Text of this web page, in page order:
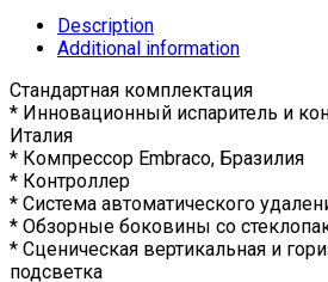
Description
Additional information
Стандартная комплектация
* Инновационный испаритель и
Италия
* Компрессор Embraco, Бразилия
* Контроллер
* Система автоматического
* Обзорные боковины со
* Сценическая вертикальная и
подсветка